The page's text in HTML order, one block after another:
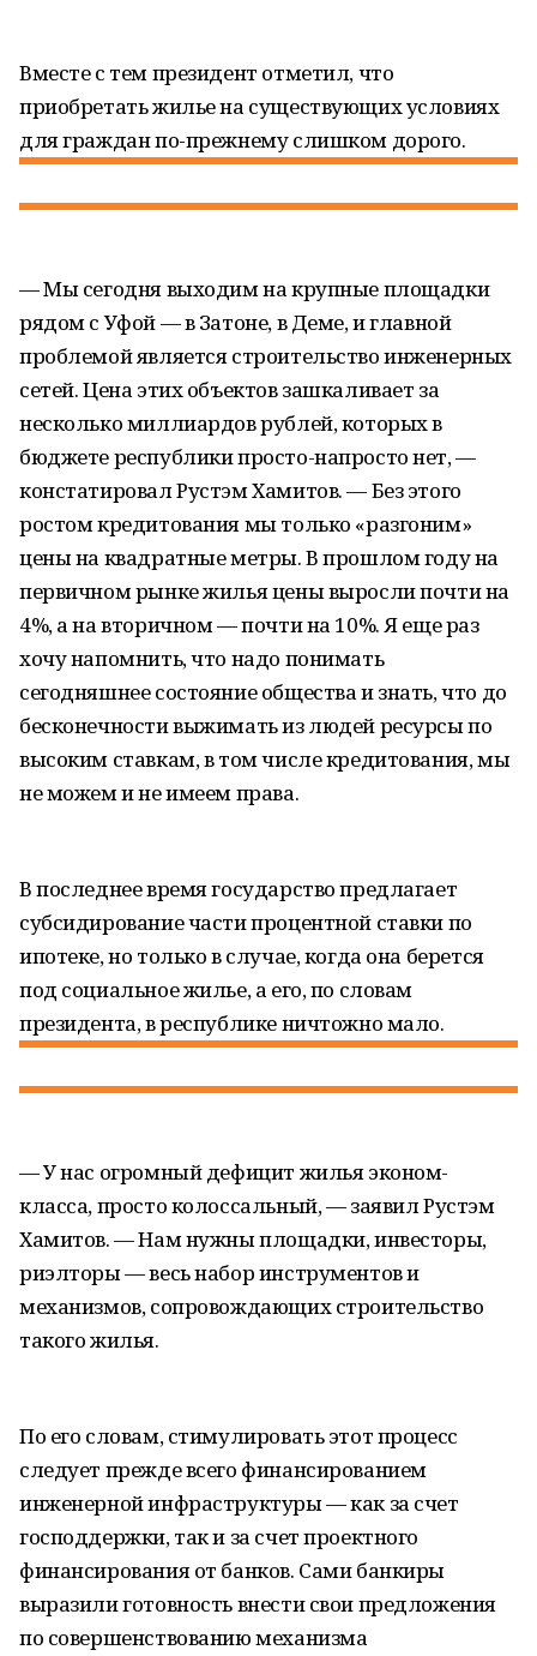
Вместе с тем президент отметил, что
приобретать жилье на существующих условиях
для граждан по-прежнему слишком дорого.
— Мы сегодня выходим на крупные площадки
рядом с Уфой — в Затоне, в Деме, и главной
проблемой является строительство инженерных
сетей. Цена этих объектов зашкаливает за
несколько миллиардов рублей, которых в
бюджете республики просто-напросто нет, —
констатировал Рустэм Хамитов. — Без этого
ростом кредитования мы только «разгоним»
цены на квадратные метры. В прошлом году на
первичном рынке жилья цены выросли почти на
4%, а на вторичном — почти на 10%. Я еще раз
хочу напомнить, что надо понимать
сегодняшнее состояние общества и знать, что до
бесконечности выжимать из людей ресурсы по
высоким ставкам, в том числе кредитования, мы
не можем и не имеем права.
В последнее время государство предлагает
субсидирование части процентной ставки по
ипотеке, но только в случае, когда она берется
под социальное жилье, а его, по словам
президента, в республике ничтожно мало.
— У нас огромный дефицит жилья эконом-
класса, просто колоссальный, — заявил Рустэм
Хамитов. — Нам нужны площадки, инвесторы,
риэлторы — весь набор инструментов и
механизмов, сопровождающих строительство
такого жилья.
По его словам, стимулировать этот процесс
следует прежде всего финансированием
инженерной инфраструктуры — как за счет
господдержки, так и за счет проектного
финансирования от банков. Сами банкиры
выразили готовность внести свои предложения
по совершенствованию механизма